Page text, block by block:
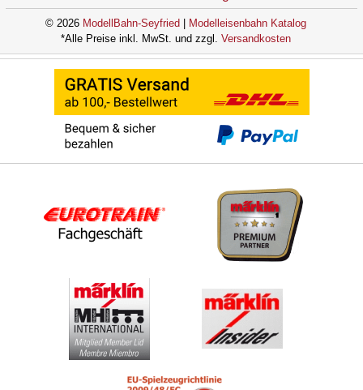
© 2026 ModellBahn-Seyfried
Modelleisenbahn Katalog
*Alle Preise inkl. MwSt. und zzgl. Versandkosten